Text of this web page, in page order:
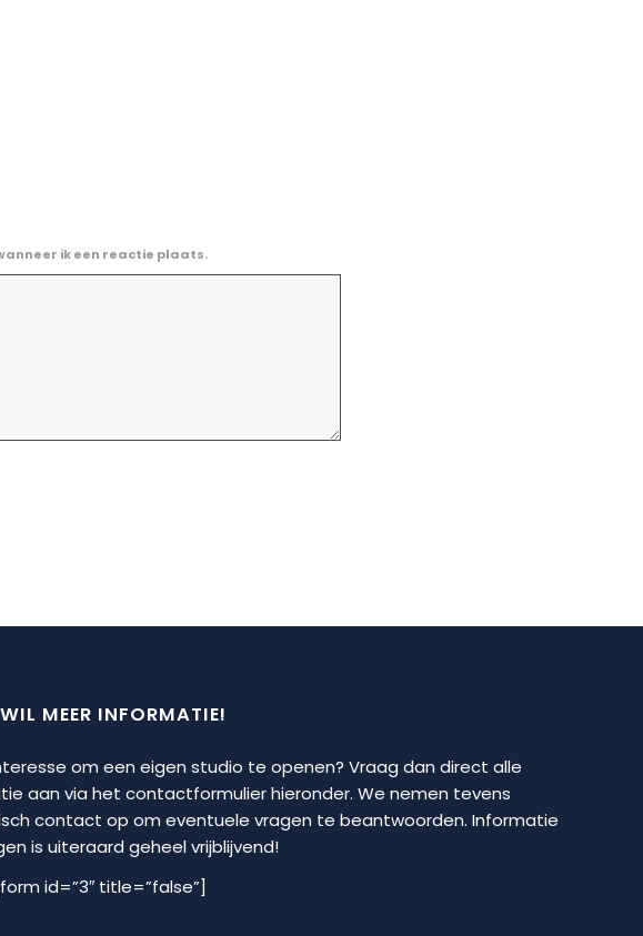
ik een reactie plaats.
MEER INFORMATIE!
om een eigen studio te openen? Vraag dan direct alle
aan via het contactformulier hieronder. We nemen tevens
contact op om eventuele vragen te beantwoorden. Informatie
is uiteraard geheel vrijblijvend!
id=”3″ title=”false”]